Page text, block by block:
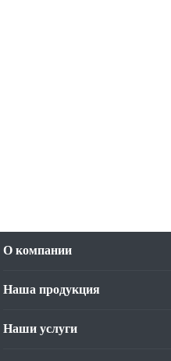
О компании
Наша продукция
Наши услуги